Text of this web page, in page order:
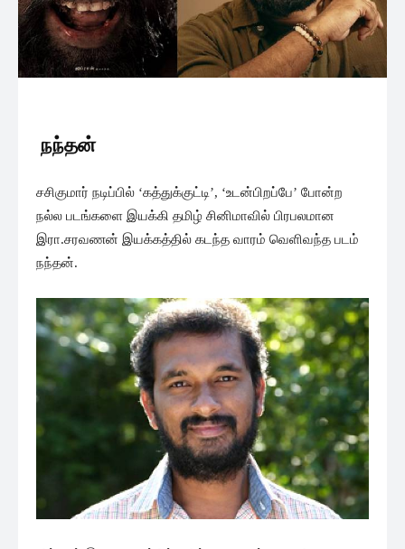
நந்தன்
சசிகுமார் நடிப்பில் ‘கத்துக்குட்டி’, ‘உடன்பிறப்பே’ போன்ற
நல்ல படங்களை இயக்கி தமிழ் சினிமாவில் பிரபலமான
இரா.சரவணன் இயக்கத்தில் கடந்த வாரம் வெளிவந்த படம்
நந்தன்.